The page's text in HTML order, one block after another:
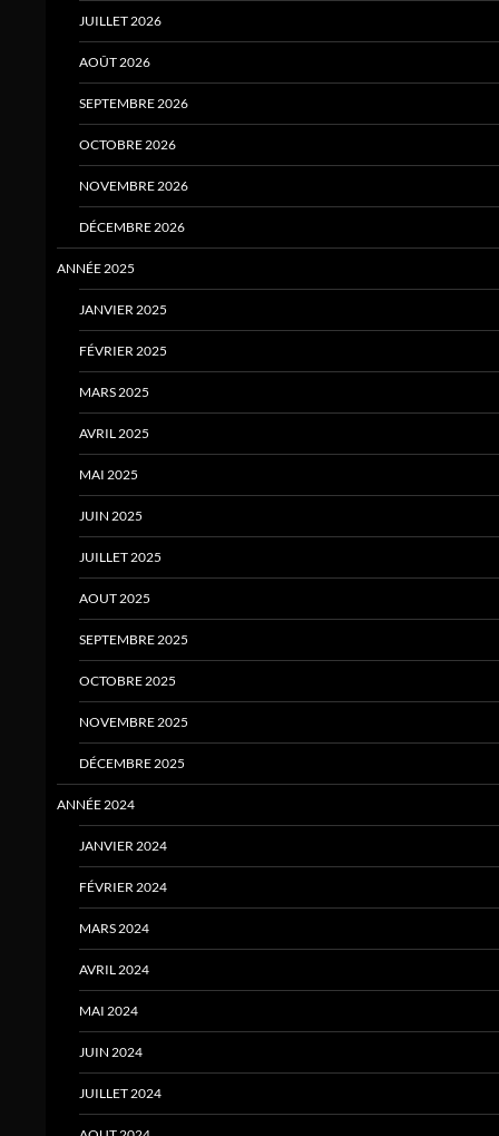
JUILLET 2026
AOÛT 2026
SEPTEMBRE 2026
OCTOBRE 2026
NOVEMBRE 2026
DÉCEMBRE 2026
ANNÉE 2025
JANVIER 2025
FÉVRIER 2025
MARS 2025
AVRIL 2025
MAI 2025
JUIN 2025
JUILLET 2025
AOUT 2025
SEPTEMBRE 2025
OCTOBRE 2025
NOVEMBRE 2025
DÉCEMBRE 2025
ANNÉE 2024
JANVIER 2024
FÉVRIER 2024
MARS 2024
AVRIL 2024
MAI 2024
JUIN 2024
JUILLET 2024